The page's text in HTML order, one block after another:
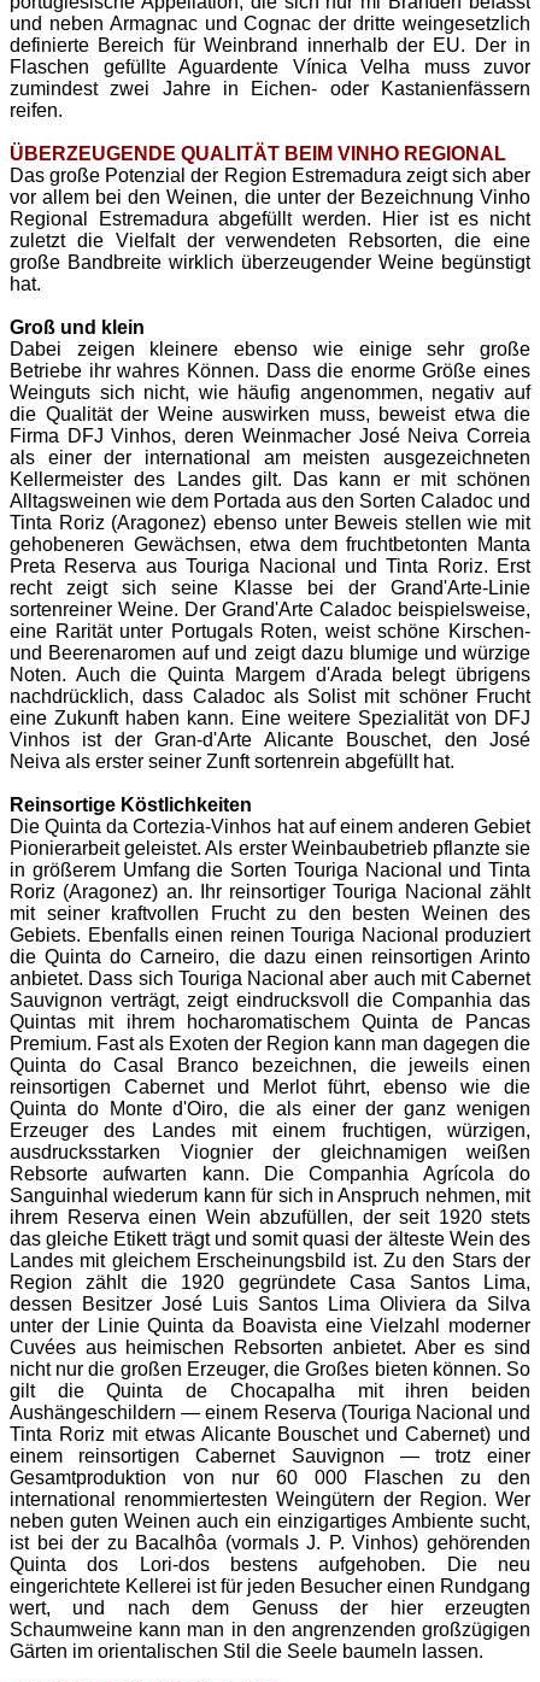
und neben Armagnac und Cognac der dritte weingesetzlich
definierte Bereich für Weinbrand innerhalb der EU. Der in
Flaschen gefüllte Aguardente Vínica Velha muss zuvor
zumindest zwei Jahre in Eichen- oder Kastanienfässern
reifen.
ÜBERZEUGENDE QUALITÄT BEIM VINHO REGIONAL
Das große Potenzial der Region Estremadura zeigt sich aber
vor allem bei den Weinen, die unter der Bezeichnung Vinho
Regional Estremadura abgefüllt werden. Hier ist es nicht
zuletzt die Vielfalt der verwendeten Rebsorten, die eine
große Bandbreite wirklich überzeugender Weine begünstigt
hat.
Groß und klein
Dabei zeigen kleinere ebenso wie einige sehr große
Betriebe ihr wahres Können. Dass die enorme Größe eines
Weinguts sich nicht, wie häufig angenommen, negativ auf
die Qualität der Weine auswirken muss, beweist etwa die
Firma DFJ Vinhos, deren Weinmacher José Neiva Correia
als einer der international am meisten ausgezeichneten
Kellermeister des Landes gilt. Das kann er mit schönen
Alltagsweinen wie dem Portada aus den Sorten Caladoc und
Tinta Roriz (Aragonez) ebenso unter Beweis stellen wie mit
gehobeneren Gewächsen, etwa dem fruchtbetonten Manta
Preta Reserva aus Touriga Nacional und Tinta Roriz. Erst
recht zeigt sich seine Klasse bei der Grand'Arte-Linie
sortenreiner Weine. Der Grand'Arte Caladoc beispielsweise,
eine Rarität unter Portugals Roten, weist schöne Kirschen-
und Beerenaromen auf und zeigt dazu blumige und würzige
Noten. Auch die Quinta Margem d'Arada belegt übrigens
nachdrücklich, dass Caladoc als Solist mit schöner Frucht
eine Zukunft haben kann. Eine weitere Spezialität von DFJ
Vinhos ist der Gran-d'Arte Alicante Bouschet, den José
Neiva als erster seiner Zunft sortenrein abgefüllt hat.
Reinsortige Köstlichkeiten
Die Quinta da Cortezia-Vinhos hat auf einem anderen Gebiet
Pionierarbeit geleistet. Als erster Weinbaubetrieb pflanzte sie
in größerem Umfang die Sorten Touriga Nacional und Tinta
Roriz (Aragonez) an. Ihr reinsortiger Touriga Nacional zählt
mit seiner kraftvollen Frucht zu den besten Weinen des
Gebiets. Ebenfalls einen reinen Touriga Nacional produziert
die Quinta do Carneiro, die dazu einen reinsortigen Arinto
anbietet. Dass sich Touriga Nacional aber auch mit Cabernet
Sauvignon verträgt, zeigt eindrucksvoll die Companhia das
Quintas mit ihrem hocharomatischem Quinta de Pancas
Premium. Fast als Exoten der Region kann man dagegen die
Quinta do Casal Branco bezeichnen, die jeweils einen
reinsortigen Cabernet und Merlot führt, ebenso wie die
Quinta do Monte d'Oiro, die als einer der ganz wenigen
Erzeuger des Landes mit einem fruchtigen, würzigen,
ausdrucksstarken Viognier der gleichnamigen weißen
Rebsorte aufwarten kann.
Die Companhia Agrícola do
Sanguinhal wiederum kann für sich in Anspruch nehmen, mit
ihrem Reserva einen Wein abzufüllen, der seit 1920 stets
das gleiche Etikett trägt und somit quasi der älteste Wein des
Landes mit gleichem Erscheinungsbild ist. Zu den Stars der
Region zählt die 1920 gegründete Casa Santos Lima,
dessen Besitzer José Luis Santos Lima Oliviera da Silva
unter der Linie Quinta da Boavista eine Vielzahl moderner
Cuvées aus heimischen Rebsorten anbietet. Aber es sind
nicht nur die großen Erzeuger, die Großes bieten können. So
gilt die Quinta de Chocapalha mit ihren beiden
Aushängeschildern — einem Reserva (Touriga Nacional und
Tinta Roriz mit etwas Alicante Bouschet und Cabernet) und
einem reinsortigen Cabernet Sauvignon — trotz einer
Gesamtproduktion von nur 60 000 Flaschen zu den
international renommiertesten Weingütern der Region. Wer
neben guten Weinen auch ein einzigartiges Ambiente sucht,
ist bei der zu Bacalhôa (vormals J. P. Vinhos) gehörenden
Quinta dos Lori-dos bestens aufgehoben. Die neu
eingerichtete Kellerei ist für jeden Besucher einen Rundgang
wert, und nach dem Genuss der hier erzeugten
Schaumweine kann man in den angrenzenden großzügigen
Gärten im orientalischen Stil die Seele baumeln lassen.